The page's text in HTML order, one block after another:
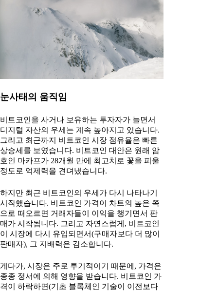
눈사태의 움직임
비트코인을 사거나 보유하는 투자자가 늘면서
디지털 자산의 우세는 계속 높아지고 있습니다.
그리고 최근까지 비트코인 시장 점유율은 빠른
상승세를 보였습니다. 비트코인 대안은 원래 암
호인 마카프가 28개월 만에 최고치로 꽃을 피울
정도로 억제력을 견뎌냈습니다.
하지만 최근 비트코인의 우세가 다시 나타나기
시작했습니다. 비트코인 가격이 차트의 높은 쪽
으로 떠오르면 거래자들이 이익을 챙기면서 판
매가 시작됩니다. 그리고 자연스럽게, 비트코인
이 시장에 다시 유입되면서(구매자보다 더 많이
판매자), 그 지배력은 감소합니다.
게다가, 시장은 주로 투기적이기 때문에, 가격은
종종 정서에 의해 영향을 받습니다. 비트코인 가
격이 하락하면(기초 블록체인 기술이 이전보다